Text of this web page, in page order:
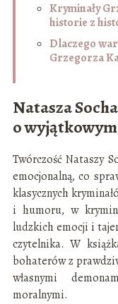
Kryminały
historie z
Dlaczego
Grzegorza
Natasza
o
Twórczość Nataszy
emocjonalną, co
klasycznych
i humoru, w
ludzkich emocji i
czytelnika. W
bohaterów z
własnymi
moralnymi.